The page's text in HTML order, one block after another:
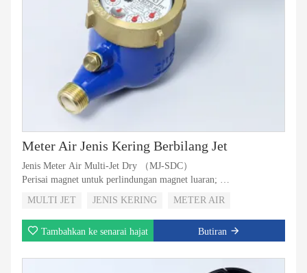
Meter Air Jenis Kering Berbilang Jet
Jenis Meter Air Multi-Jet Dry （MJ-SDC）
Perisai magnet untuk perlindungan magnet luaran;
Injap Tidak Pulangan untuk memilih;
5 Penggelek atau 8 Penggelek untuk Memilih;
MULTI JET JENIS KERING METER AIR
Tambahkan ke senarai hajat Butiran